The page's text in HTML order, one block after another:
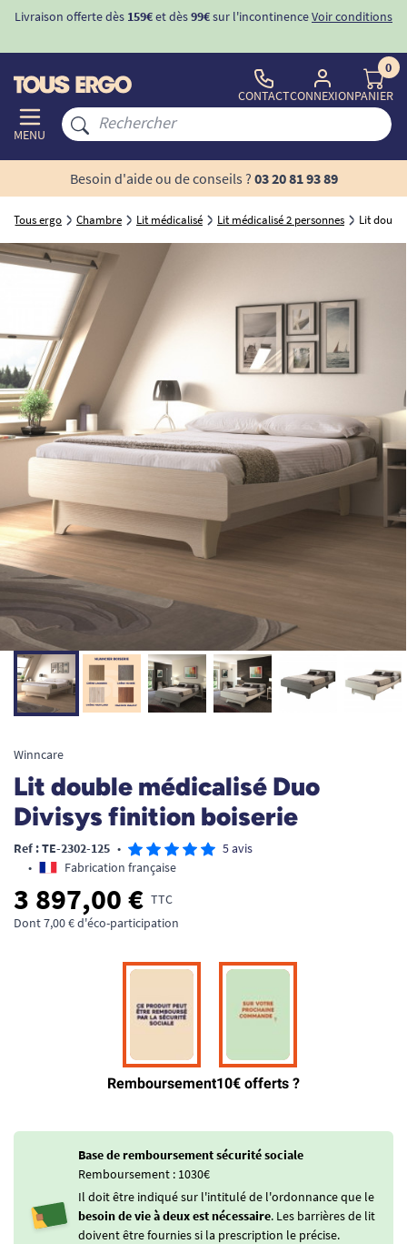
conditions -10%avec le code "BIENVENUE" pourla 1ère
MENU
CONTACTCONNEXION
0
PANIER
Besoin d'aide ou de conseils ? 03 20 81 93 89
Tous ergo Chambre Lit médicalisé Lit médicalisé 2 personnes Lit
Winncare
Lit double médicalisé Duo
Divisys finition boiserie
Ref : TE-2302-125 •
5 avis
•
Fabrication française
3 897,00 € TTC
Dont 7,00 € d'éco-participation
Base de remboursement sécurité sociale
Remboursement : 1030€
Il doit être indiqué sur l'intitulé de l'ordonnance que le
besoin de vie à deux est nécessaire. Les barrières de lit
doivent être fournies si la prescription le précise.